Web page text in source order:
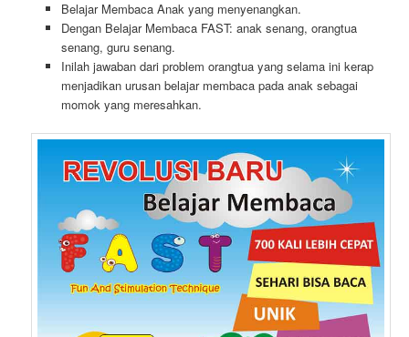
Belajar Membaca Anak yang menyenangkan.
Dengan Belajar Membaca FAST: anak senang, orangtua
senang, guru senang.
Inilah jawaban dari problem orangtua yang selama ini kerap
menjadikan urusan belajar membaca pada anak sebagai
momok yang meresahkan.